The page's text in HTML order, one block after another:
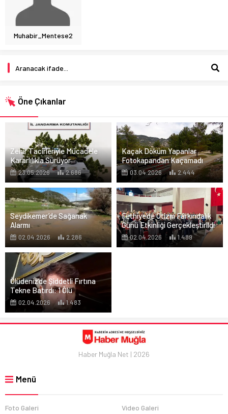
Muhabir_Mentese2
Öne Çıkanlar
Zehir Tacirleriyle Mücadele
Kararlılıkla Sürüyor
23.05.2026 2.686
Kaçak Döküm Yapanlar
Fotokapandan Kaçamadı
03.04.2026 2.444
Seydikemer’de Sağanak
Alarmı
02.04.2026 2.286
Fethiye’de Otizm Farkındalık
Günü Etkinliği Gerçekleştirildi
02.04.2026 1.489
Ölüdeniz’de Şiddetli Fırtına
Tekne Batırdı: 1 Ölü
02.04.2026 1.483
Haber Muğla Net | 2026
Menü
Foto Galeri Video Galeri